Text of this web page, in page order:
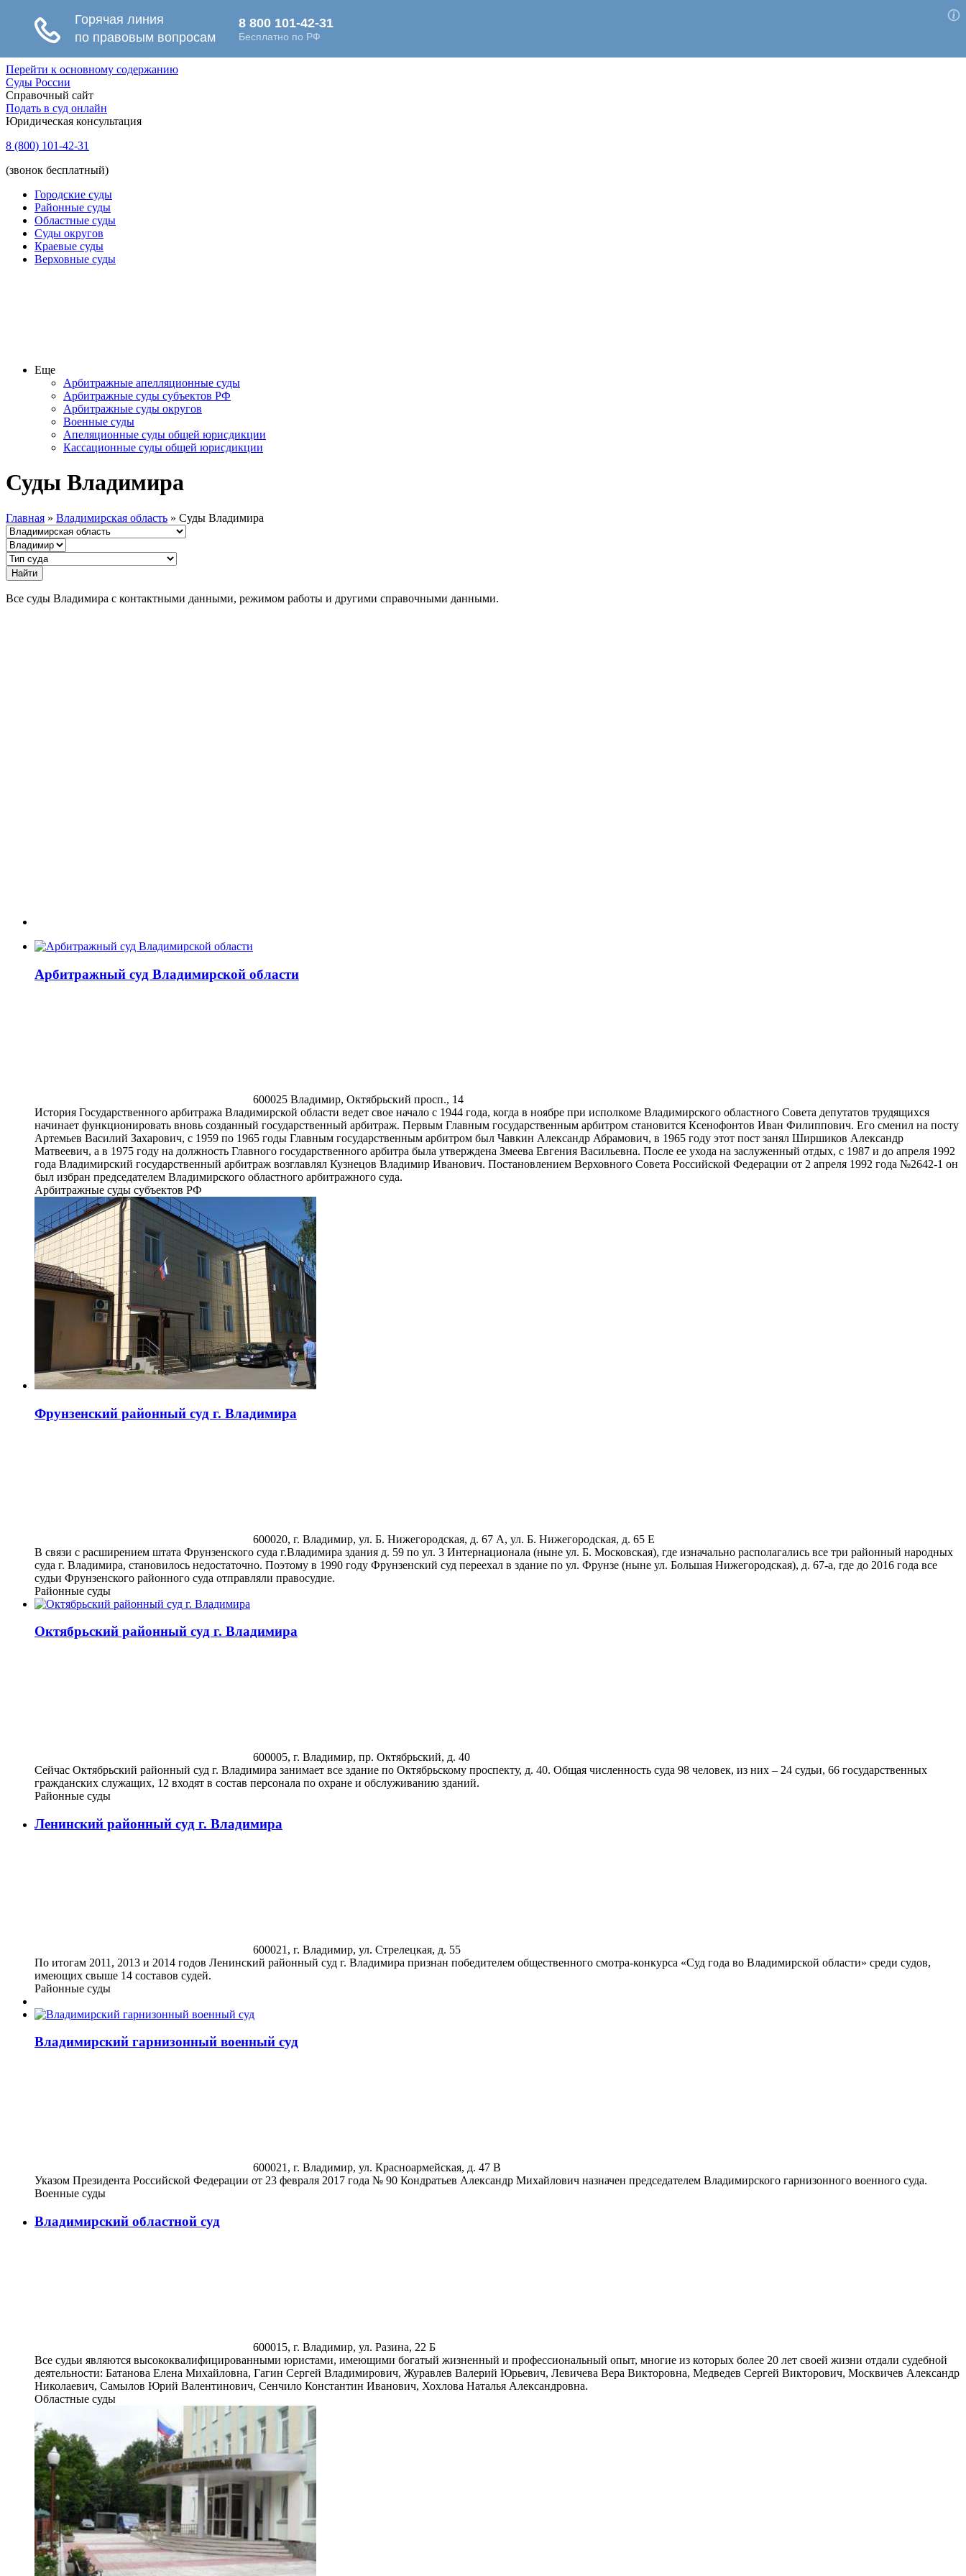
Перейти к основному содержанию
Суды России
Справочный сайт
Подать в суд онлайн
Юридическая консультация
8 (800) 101-42-31
(звонок бесплатный)
Городские суды
Районные суды
Областные суды
Суды округов
Краевые суды
Верховные суды
Еще
Арбитражные апелляционные суды
Арбитражные суды субъектов РФ
Арбитражные суды округов
Военные суды
Апеляционные суды общей юрисдикции
Кассационные суды общей юрисдикции
Суды Владимира
Главная » Владимирская область » Суды Владимира
Все суды Владимира с контактными данными, режимом работы и другими справочными данными.
Арбитражный суд Владимирской области
600025 Владимир, Октябрьский просп., 14
История Государственного арбитража Владимирской области ведет свое начало с 1944 года, когда в ноябре при исполкоме Владимирского областного Совета депутатов трудящихся
начинает функционировать вновь созданный государственный арбитраж. Первым Главным государственным арбитром становится Ксенофонтов Иван Филиппович. Его сменил на посту
Артемьев Василий Захарович, с 1959 по 1965 годы Главным государственным арбитром был Чавкин Александр Абрамович, в 1965 году этот пост занял Ширшиков Александр
Матвеевич, а в 1975 году на должность Главного государственного арбитра была утверждена Змеева Евгения Васильевна. После ее ухода на заслуженный отдых, с 1987 и до апреля 1992
года Владимирский государственный арбитраж возглавлял Кузнецов Владимир Иванович. Постановлением Верховного Совета Российской Федерации от 2 апреля 1992 года №2642-1 он
был избран председателем Владимирского областного арбитражного суда.
Арбитражные суды субъектов РФ
Фрунзенский районный суд г. Владимира
600020, г. Владимир, ул. Б. Нижегородская, д. 67 А, ул. Б. Нижегородская, д. 65 Е
В связи с расширением штата Фрунзенского суда г.Владимира здания д. 59 по ул. 3 Интернационала (ныне ул. Б. Московская), где изначально располагались все три районный народных
суда г. Владимира, становилось недостаточно. Поэтому в 1990 году Фрунзенский суд переехал в здание по ул. Фрунзе (ныне ул. Большая Нижегородская), д. 67-а, где до 2016 года все
судьи Фрунзенского районного суда отправляли правосудие.
Районные суды
Октябрьский районный суд г. Владимира
600005, г. Владимир, пр. Октябрьский, д. 40
Сейчас Октябрьский районный суд г. Владимира занимает все здание по Октябрьскому проспекту, д. 40. Общая численность суда 98 человек, из них – 24 судьи, 66 государственных
гражданских служащих, 12 входят в состав персонала по охране и обслуживанию зданий.
Районные суды
Ленинский районный суд г. Владимира
600021, г. Владимир, ул. Стрелецкая, д. 55
По итогам 2011, 2013 и 2014 годов Ленинский районный суд г. Владимира признан победителем общественного смотра-конкурса «Суд года во Владимирской области» среди судов,
имеющих свыше 14 составов судей.
Районные суды
Владимирский гарнизонный военный суд
600021, г. Владимир, ул. Красноармейская, д. 47 В
Указом Президента Российской Федерации от 23 февраля 2017 года № 90 Кондратьев Александр Михайлович назначен председателем Владимирского гарнизонного военного суда.
Военные суды
Владимирский областной суд
600015, г. Владимир, ул. Разина, 22 Б
Все судьи являются высококвалифицированными юристами, имеющими богатый жизненный и профессиональный опыт, многие из которых более 20 лет своей жизни отдали судебной
деятельности: Батанова Елена Михайловна, Гагин Сергей Владимирович, Журавлев Валерий Юрьевич, Левичева Вера Викторовна, Медведев Сергей Викторович, Москвичев Александр
Николаевич, Самылов Юрий Валентинович, Сенчило Константин Иванович, Хохлова Наталья Александровна.
Областные суды